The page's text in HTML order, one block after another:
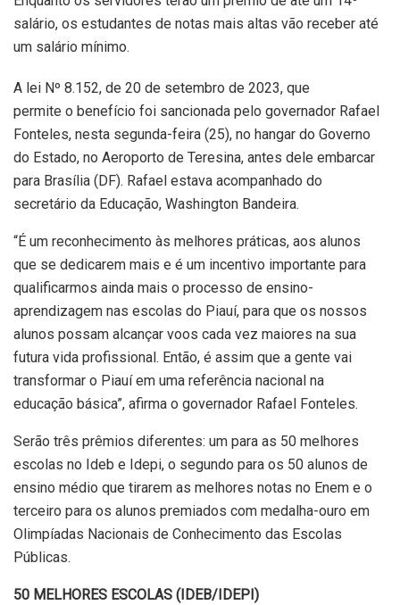
salário, os estudantes de notas mais altas vão receber até
um salário mínimo.
A lei Nº 8.152, de 20 de setembro de 2023, que
permite o benefício foi sancionada pelo governador Rafael
Fonteles, nesta segunda-feira (25), no hangar do Governo
do Estado, no Aeroporto de Teresina, antes dele embarcar
para Brasília (DF). Rafael estava acompanhado do
secretário da Educação, Washington Bandeira.
“É um reconhecimento às melhores práticas, aos alunos
que se dedicarem mais e é um incentivo importante para
qualificarmos ainda mais o processo de ensino-
aprendizagem nas escolas do Piauí, para que os nossos
alunos possam alcançar voos cada vez maiores na sua
futura vida profissional. Então, é assim que a gente vai
transformar o Piauí em uma referência nacional na
educação básica”, afirma o governador Rafael Fonteles.
Serão três prêmios diferentes: um para as 50 melhores
escolas no Ideb e Idepi, o segundo para os 50 alunos de
ensino médio que tirarem as melhores notas no Enem e o
terceiro para os alunos premiados com medalha-ouro em
Olimpíadas Nacionais de Conhecimento das Escolas
Públicas.
50 MELHORES ESCOLAS (IDEB/IDEPI)